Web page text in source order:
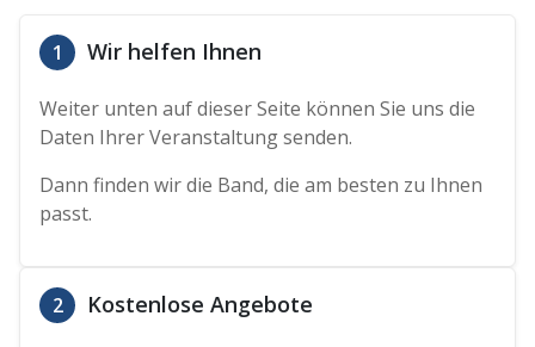
1 Wir helfen Ihnen
Weiter unten auf dieser Seite können Sie uns die
Daten Ihrer Veranstaltung senden.
Dann finden wir die Band, die am besten zu Ihnen
passt.
2 Kostenlose Angebote